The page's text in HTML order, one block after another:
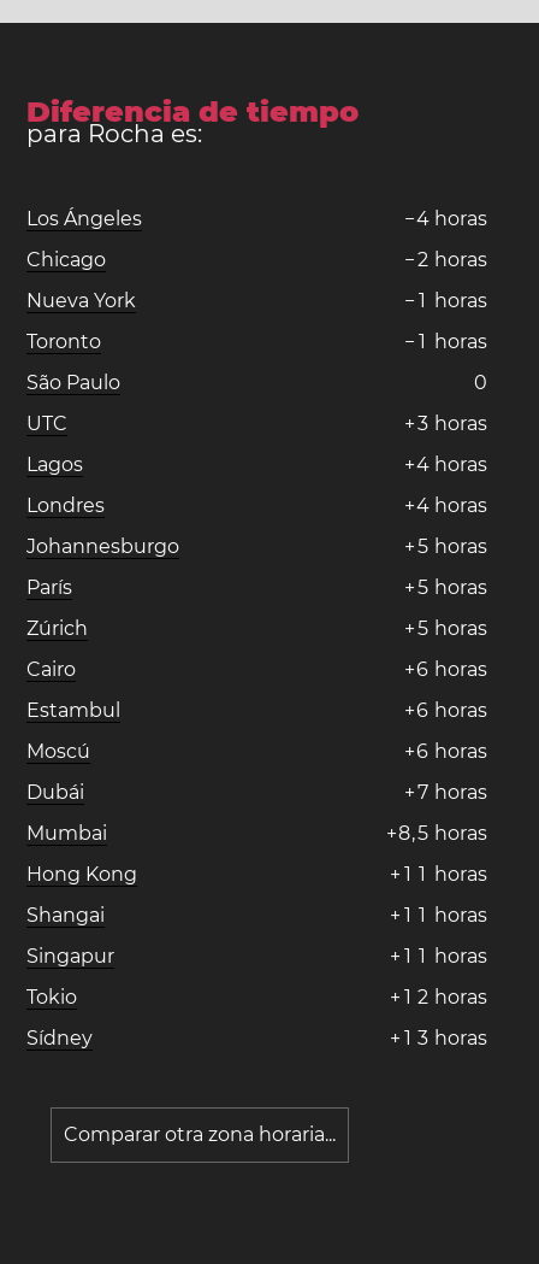
Diferencia de tiempo
para Rocha es:
Los Ángeles −4 horas
Chicago
−2 horas
Nueva York
− 1 horas
Toronto
− 1 horas
São Paulo
0
UTC
+3 horas
Lagos
+4 horas
Londres
+4 horas
Johannesburgo
+5 horas
París
+5 horas
Zúrich
+5 horas
Cairo
+6 horas
Estambul
+6 horas
Moscú
+6 horas
Dubái
+7 horas
Mumbai
+8,5 horas
Hong Kong
+ 1 1 horas
Shangai
+ 1 1 horas
Singapur
+ 1 1 horas
Tokio
+ 1 2 horas
Sídney
+ 1 3 horas
Comparar otra zona horaria...